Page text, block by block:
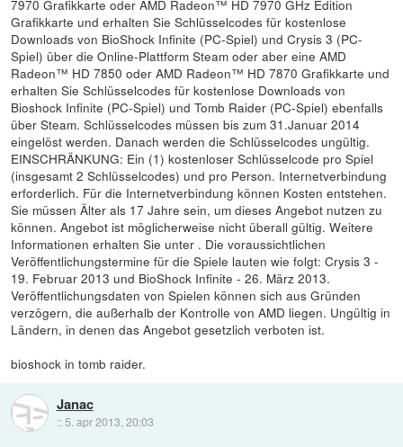
7970 Grafikkarte oder AMD Radeon™ HD 7970 GHz Edition
Grafikkarte und erhalten Sie Schlüsselcodes für kostenlose
Downloads von BioShock Infinite (PC-Spiel) und Crysis 3 (PC-
Spiel) über die Online-Plattform Steam oder aber eine AMD
Radeon™ HD 7850 oder AMD Radeon™ HD 7870 Grafikkarte und
erhalten Sie Schlüsselcodes für kostenlose Downloads von
Bioshock Infinite (PC-Spiel) und Tomb Raider (PC-Spiel) ebenfalls
über Steam. Schlüsselcodes müssen bis zum 31.Januar 2014
eingelöst werden. Danach werden die Schlüsselcodes ungültig.
EINSCHRÄNKUNG: Ein (1) kostenloser Schlüsselcode pro Spiel
(insgesamt 2 Schlüsselcodes) und pro Person. Internetverbindung
erforderlich. Für die Internetverbindung können Kosten entstehen.
Sie müssen Älter als 17 Jahre sein, um dieses Angebot nutzen zu
können. Angebot ist möglicherweise nicht überall gültig. Weitere
Informationen erhalten Sie unter . Die voraussichtlichen
Veröffentlichungstermine für die Spiele lauten wie folgt: Crysis 3 -
19. Februar 2013 und BioShock Infinite - 26. März 2013.
Veröffentlichungsdaten von Spielen können sich aus Gründen
verzögern, die außerhalb der Kontrolle von AMD liegen. Ungültig in
Ländern, in denen das Angebot gesetzlich verboten ist.
bioshock in tomb raider.
Janac
:: 5. apr 2013, 20:03